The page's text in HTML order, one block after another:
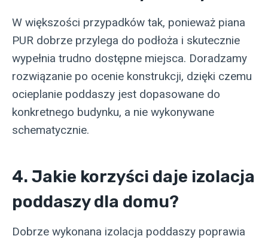
W większości przypadków tak, ponieważ piana
PUR dobrze przylega do podłoża i skutecznie
wypełnia trudno dostępne miejsca. Doradzamy
rozwiązanie po ocenie konstrukcji, dzięki czemu
ocieplanie poddaszy jest dopasowane do
konkretnego budynku, a nie wykonywane
schematycznie.
4. Jakie korzyści daje izolacja
poddaszy dla domu?
Dobrze wykonana izolacja poddaszy poprawia